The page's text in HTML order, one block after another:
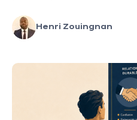
Henri Zouingnan